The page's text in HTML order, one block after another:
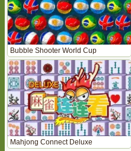
Bubble Shooter World Cup
Mahjong Connect Deluxe